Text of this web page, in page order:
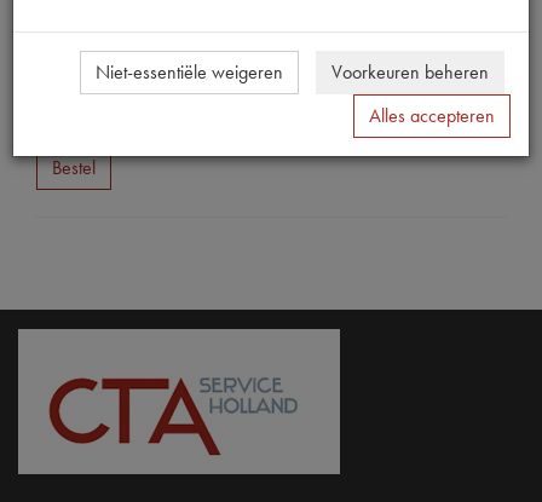
1540127
Bestel
Niet-essentiële weigeren
Voorkeuren beheren
Alles accepteren